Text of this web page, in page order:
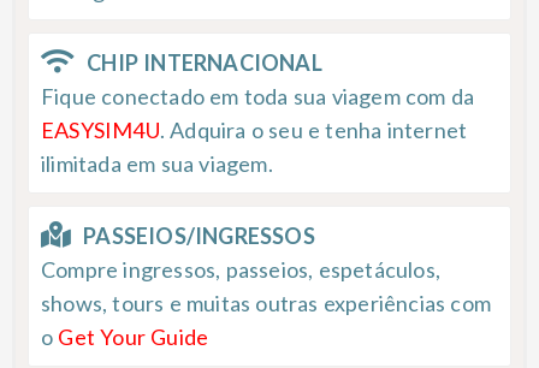
CHIP INTERNACIONAL
Fique conectado em toda sua viagem com da
EASYSIM4U. Adquira o seu e tenha internet
ilimitada em sua viagem.
PASSEIOS/INGRESSOS
Compre ingressos, passeios, espetáculos,
shows, tours e muitas outras experiências com
o Get Your Guide